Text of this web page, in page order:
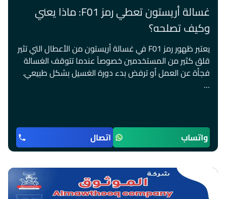
غسالة أريستون تعطي رمز F01: ماذا يعني
وكيف تصلحه؟
يعتبر ظهور رمز F01 في غسالة أريستون من الأعطال التي تثير
قلق كثير من المستخدمين خصوصاً عندما تتوقف الغسالة
فجأة عن العمل أو ترفض بدء دورة الغسيل بشكل طبيعي.
…
واتساب اتصال